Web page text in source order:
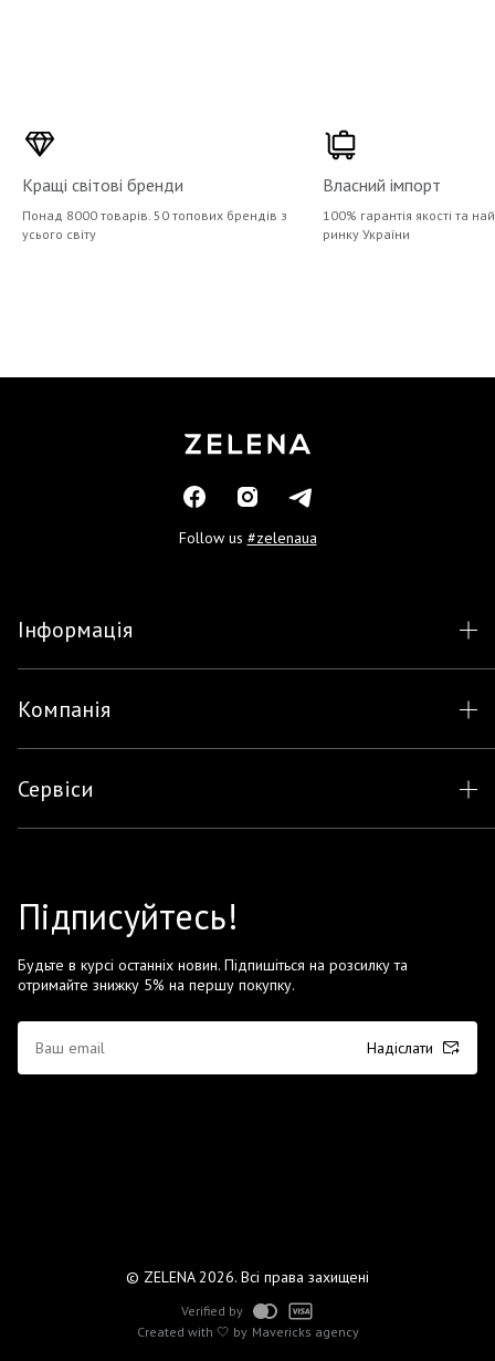
Кращі світові бренди
Понад 8000 товарів. 50 топових брендів з
усього світу
Власний імпорт
100% гарантія якості та
ринку України
Follow us #zelenaua
Інформація
Компанія
Сервіси
Підписуйтесь!
Будьте в курсі останніх новин. Підпишіться на розсилку та
отримайте знижку 5% на першу покупку.
Надіслати
© ZELENA 2026. Всі права захищені
Created with 🤍 by Mavericks agency
Verified by